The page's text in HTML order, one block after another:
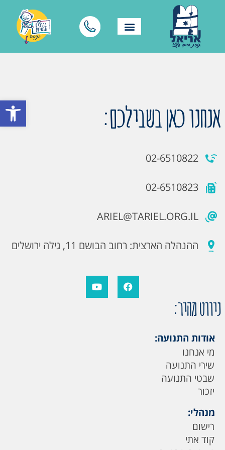
פתח אנחנו כאן בשבילכם:
02-6510822
02-6510823
ARIEL@TARIEL.ORG.IL
ההנהלה הארצית: רחוב הבושם 11, גילה ירושלים
ניווט מהיר:
אודות התנועה:
מי אנחנו
שירי התנועה
שבטי התנועה
יזכור
מנהלי:
רישום
קוד אתי